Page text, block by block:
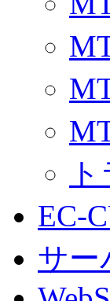
EC-
サー